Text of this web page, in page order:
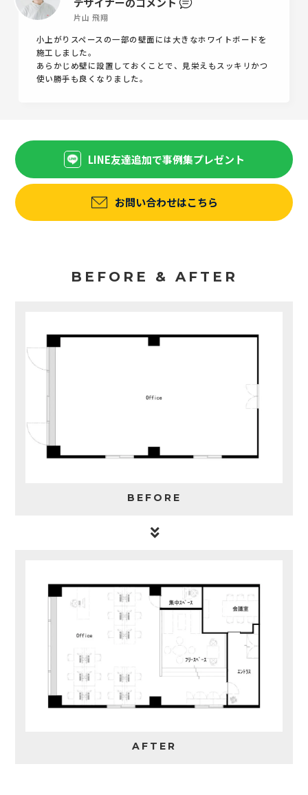
片山 飛翔
小上がりスペースの一部の壁面には大きなホワイトボードを
施工しました。
あらかじめ壁に設置しておくことで、見栄えもスッキリかつ
使い勝手も良くなりました。
LINE友達追加で事例集プレゼント
お問い合わせはこちら
BEFORE & AFTER
BEFORE
AFTER